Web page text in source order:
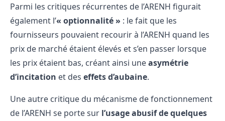
Parmi les critiques récurrentes de l’ARENH figurait
également l’« optionnalité » : le fait que les
fournisseurs pouvaient recourir à l’ARENH quand les
prix de marché étaient élevés et s’en passer lorsque
les prix étaient bas, créant ainsi uneasymétrie
d’incitation et des effets d’aubaine.
Une autre critique du mécanisme de fonctionnement
de l’ARENH se porte sur l’usage abusif de quelques